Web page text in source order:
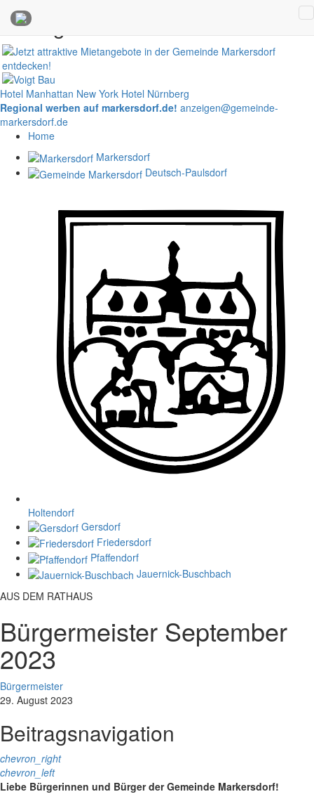
Anzeigen
Hotel Manhattan New York Hotel Nürnberg
Regional werben auf markersdorf.de! anzeigen@gemeinde-
markersdorf.de
Home
Markersdorf
Deutsch-Paulsdorf
Holtendorf
Gersdorf
Friedersdorf
Pfaffendorf
Jauernick-Buschbach
AUS DEM RATHAUS
Bürgermeister September
2023
Bürgermeister
29. August 2023
Beitragsnavigation
chevron_right
chevron_left
Liebe Bürgerinnen und Bürger der Gemeinde Markersdorf!